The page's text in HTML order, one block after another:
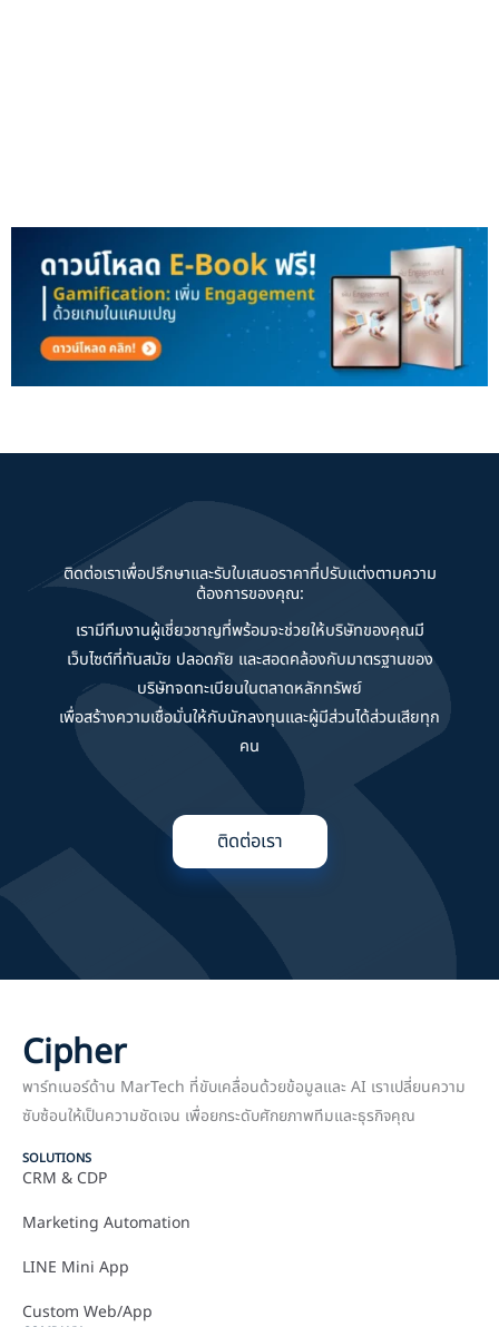
ติดต่อเราเพื่อปรึกษาและรับใบเสนอราคาที่ปรับแต่งตามความ
ต้องการของคุณ:
เรามีทีมงานผู้เชี่ยวชาญที่พร้อมจะช่วยให้บริษัทของคุณมี
เว็บไซต์ที่ทันสมัย ปลอดภัย และสอดคล้องกับมาตรฐานของ
บริษัทจดทะเบียนในตลาดหลักทรัพย์
เพื่อสร้างความเชื่อมั่นให้กับนักลงทุนและผู้มีส่วนได้ส่วนเสียทุก
คน
ติดต่อเรา
Cipher
พาร์ทเนอร์ด้าน MarTech ที่ขับเคลื่อนด้วยข้อมูลและ AI เราเปลี่ยนความ
ซับซ้อนให้เป็นความชัดเจน เพื่อยกระดับศักยภาพทีมและธุรกิจคุณ
SOLUTIONS
CRM & CDP
Marketing Automation
LINE Mini App
Custom Web/App